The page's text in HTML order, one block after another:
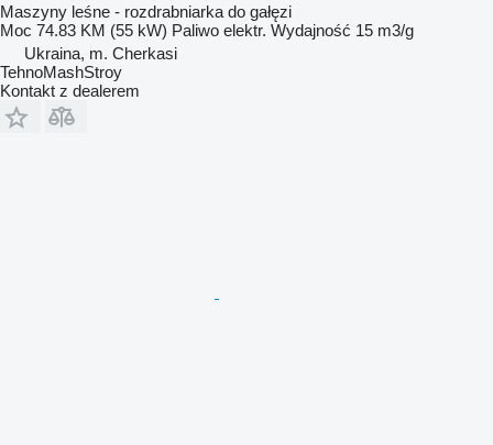
Maszyny leśne - rozdrabniarka do gałęzi
Moc 74.83 KM (55 kW) Paliwo elektr. Wydajność 15 m3/g
Ukraina, m. Cherkasi
TehnoMashStroy
Kontakt z dealerem